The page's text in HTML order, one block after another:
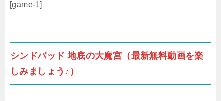
[game-1]
シンドバッド 地底の大魔宮（最新無料動画を楽
しみましょう♪）